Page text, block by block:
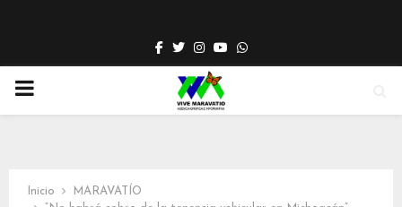
Facebook
TwitterInstagram
YoutubeWhatsapp
PRIMARY
Inicio
MARAVATÍO